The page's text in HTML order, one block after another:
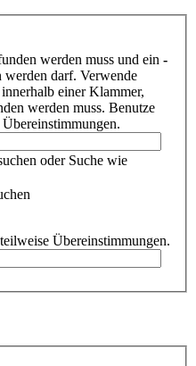
werden muss und ein -
darf. Verwende
innerhalb einer Klammer,
werden muss. Benutze
oder Suche wie
Übereinstimmungen.